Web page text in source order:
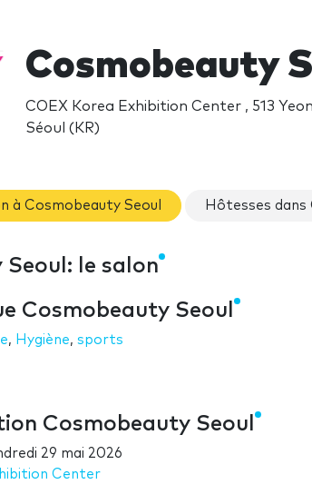
Cosmobeauty
COEX Korea Exhibition Center , 513
Séoul (KR)
à Cosmobeauty Seoul Hôtesses dans
le salon
Cosmobeauty Seoul
, Hygiène, sports
Cosmobeauty Seoul
29 mai 2026
Center